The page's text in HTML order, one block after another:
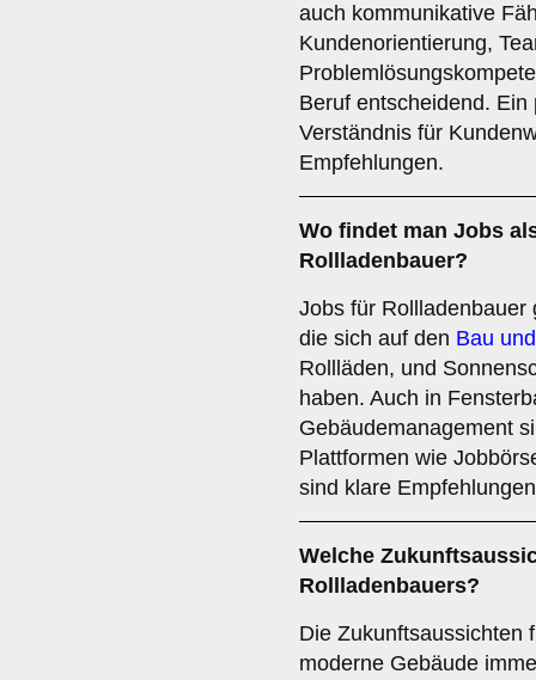
auch kommunikative
Kundenorientierung,
Beruf entscheidend.
Verständnis für
Empfehlungen.
Wo findet man Jobs
Rollladenbauer?
Jobs für Rollladenbauer
die sich auf den Bau
Rollläden, und
haben. Auch in
Gebäudemanagement
Plattformen wie
sind klare
Welche
Rollladenbauers?
Die Zukunftsaussichten
moderne Gebäude